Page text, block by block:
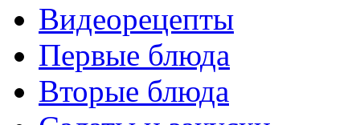
Видеорецепты
Первые блюда
Вторые блюда